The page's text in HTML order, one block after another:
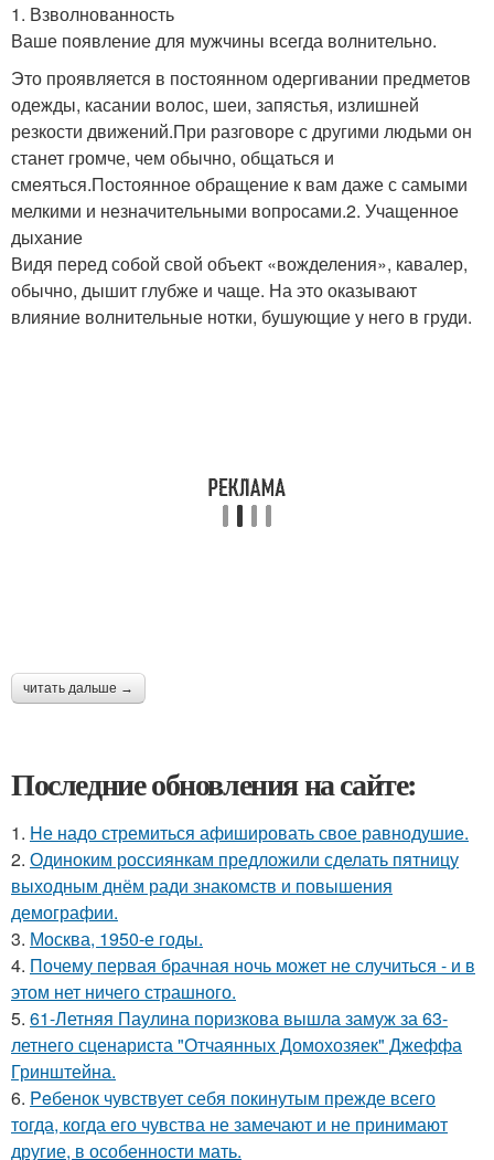
1. Взволнованность
Ваше появление для мужчины всегда волнительно.
Это проявляется в постоянном одергивании предметов
одежды, касании волос, шеи, запястья, излишней
резкости движений.При разговоре с другими людьми он
станет громче, чем обычно, общаться и
смеяться.Постоянное обращение к вам даже с самыми
мелкими и незначительными вопросами.2. Учащенное
дыхание
Видя перед собой свой объект «вожделения», кавалер,
обычно, дышит глубже и чаще. На это оказывают
влияние волнительные нотки, бушующие у него в груди.
читать дальше →
Последние обновления на сайте:
1. Hе надо стремиться афишировать свое равнодушие.
2. Одиноким россиянкам предложили сделать пятницу
выходным днём ради знакомств и повышения
демографии.
3. Москва, 1950-е годы.
4. Почему первая брачная ночь может не случиться - и в
этом нет ничего страшного.
5. 61-Летняя Паулина поризкова вышла замуж за 63-
летнего сценариста "Отчаянных Домохозяек" Джеффа
Гринштейна.
6. Peбенок чувствует себя покинутым прежде всего
тогда, когда его чувства не замечают и не принимают
другие, в особенности мать.